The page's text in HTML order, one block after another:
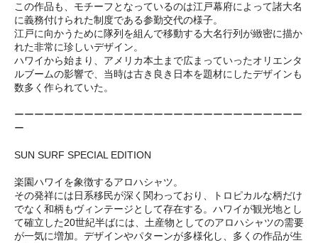
この作品も、モチーフとなっているのは江戸幕府によって諸大名
に義務付けられた制度である参勤交代の様子。
江戸に向かうために隊列を組んで移動する大名行列が緻密に描か
れた非常に珍しいデザイン。
ハワイから始まり、アメリカ本土まで広まっていったオリエンタ
ルブームの影響で、当時は古き良き日本を題材にしたデザインも
数多く作られていた。
ーーーーーーーーーーーーーーーーーーーーーーーーーーーーー
ー
SUN SURF SPECIAL EDITION
楽園ハワイを象徴するアロハシャツ。
その発祥には日系移民が深く関わっており、トロピカルな柄だけ
でなく和柄もヴィンテージとして存在する。ハワイが観光地とし
て確立した20世紀半ばには、土産物としてのアロハシャツの需要
が一気に増加。デザインやパターンが多様化し、多くの作品が生